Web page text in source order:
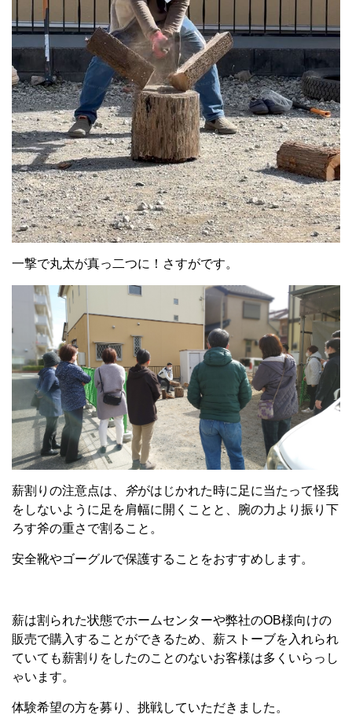
一撃で丸太が真っ二つに！さすがです。
薪割りの注意点は、 斧がはじかれた時に足に当たって怪我
をしないように足を肩幅に開くことと、腕の力より振り下
ろす斧の重さで割ること。
安全靴やゴーグルで保護することをおすすめします。
薪は割られた状態でホームセンターや弊社のOB様向けの
販売で購入することができるため、薪ストーブを入れられ
ていても薪割りをしたのことのないお客様は多くいらっし
ゃいます。
体験希望の方を募り、挑戦していただきました。